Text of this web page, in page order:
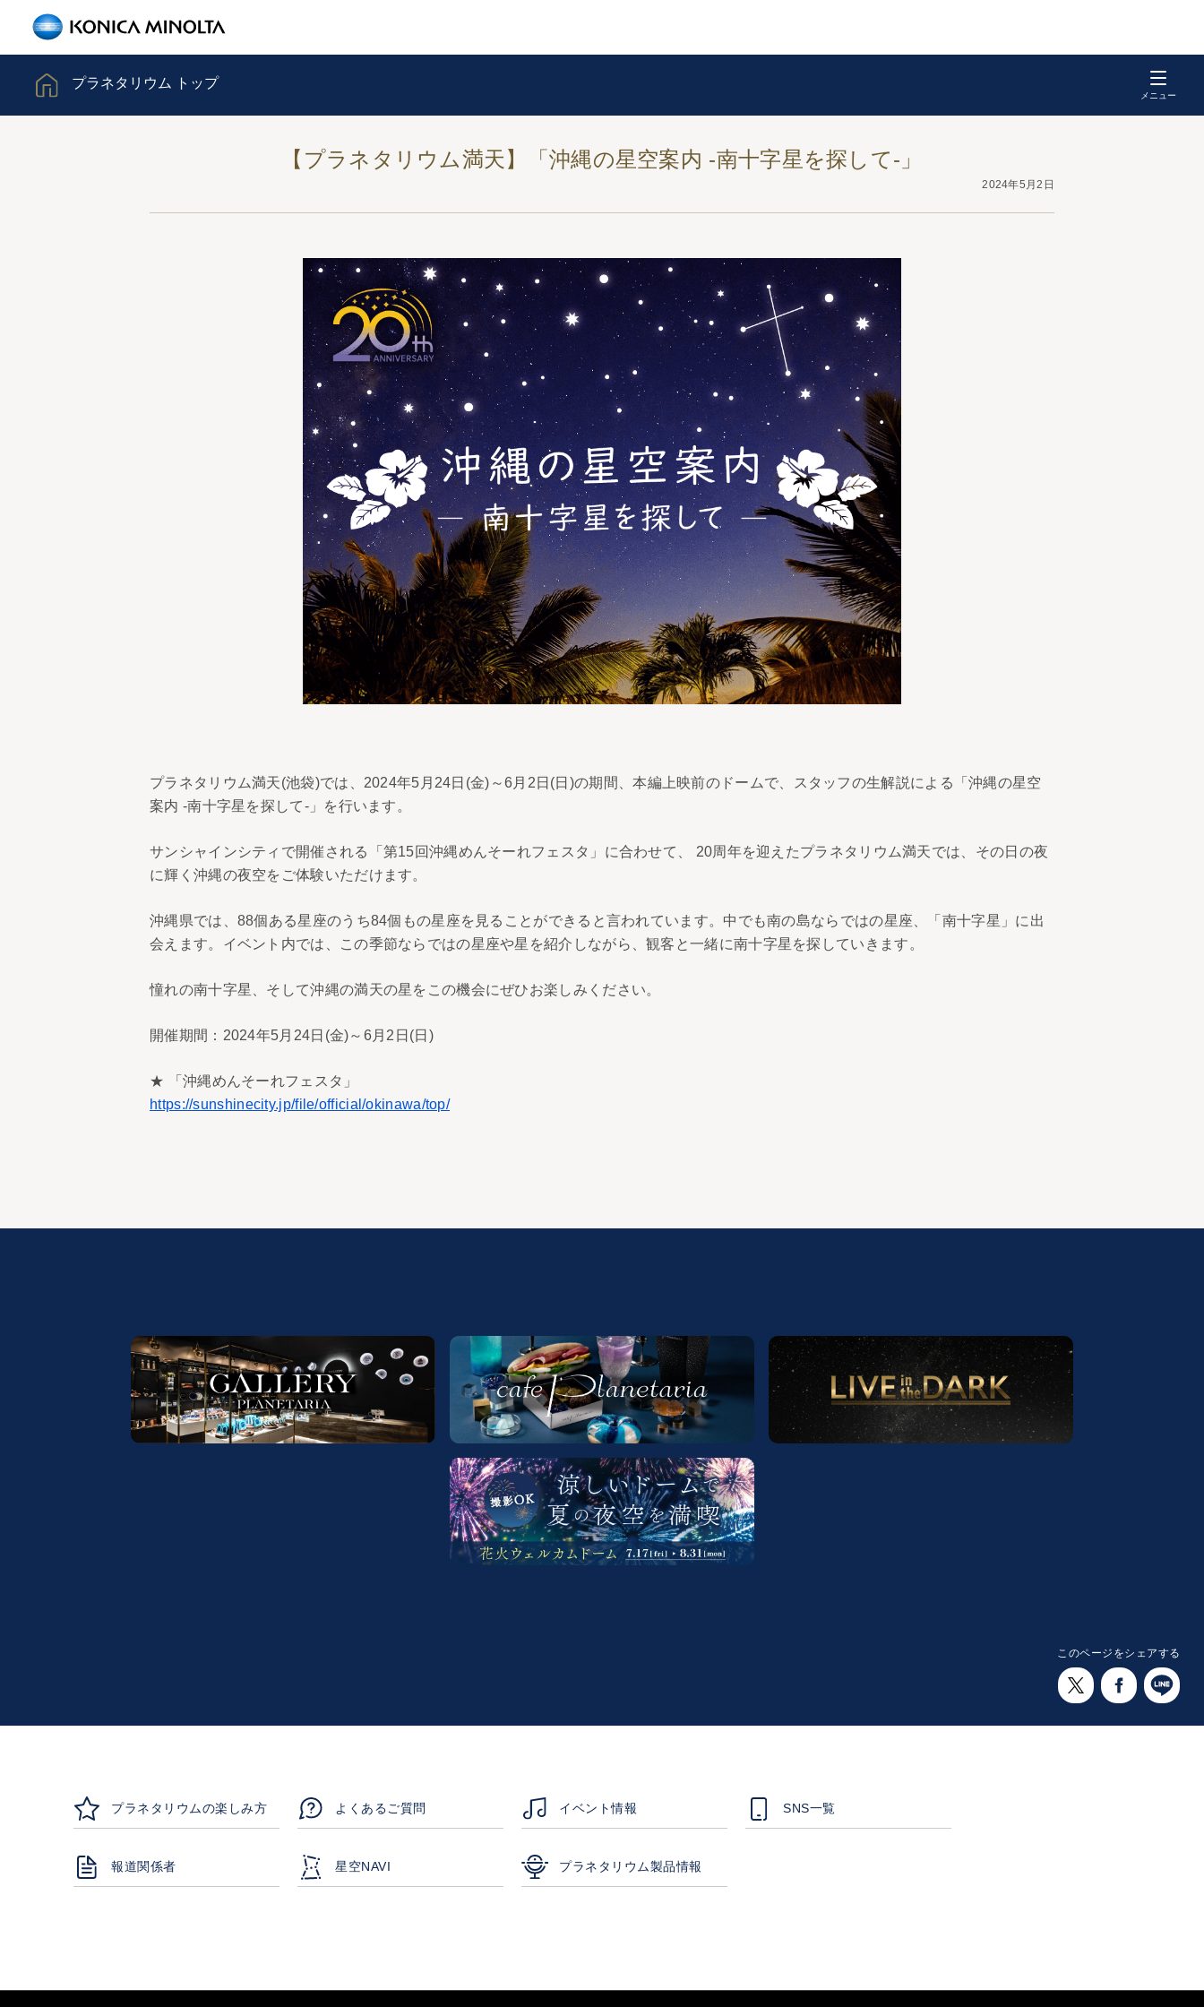
プラネタリウム トップ
【プラネタリウム満天】「沖縄の星空案内 -南十字星を探して-」
2024年5月2日
プラネタリウム満天(池袋)では、2024年5月24日(金)～6月2日(日)の期間、本編上映前のドームで、スタッフの生解説による「沖縄の星空
案内 -南十字星を探して-」を行います。
サンシャインシティで開催される「第15回沖縄めんそーれフェスタ」に合わせて、 20周年を迎えたプラネタリウム満天では、その日の夜
に輝く沖縄の夜空をご体験いただけます。
沖縄県では、88個ある星座のうち84個もの星座を見ることができると言われています。中でも南の島ならではの星座、「南十字星」に出
会えます。イベント内では、この季節ならではの星座や星を紹介しながら、観客と一緒に南十字星を探していきます。
憧れの南十字星、そして沖縄の満天の星をこの機会にぜひお楽しみください。
開催期間：2024年5月24日(金)～6月2日(日)
★ 「沖縄めんそーれフェスタ」
https://sunshinecity.jp/file/official/okinawa/top/
このページをシェアする
プラネタリウムの楽しみ方 よくあるご質問 イベント情報 SNS一覧
報道関係者 星空NAVI プラネタリウム製品情報